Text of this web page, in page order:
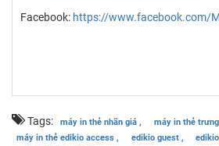
Facebook: https://www.facebook.com/
Tags: máy in thẻ nhãn giá ,
máy in thẻ
máy in thẻ edikio access ,
edikio guest ,